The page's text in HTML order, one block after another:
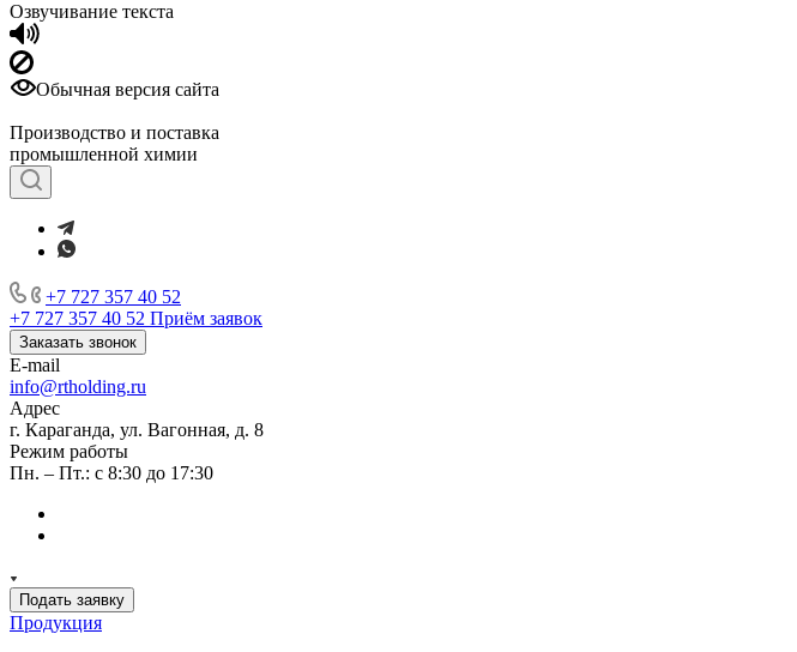
Озвучивание текста
Обычная версия сайта
Производство и поставка
промышленной химии
+7 727 357 40 52
+7 727 357 40 52 Приём заявок
Заказать звонок
E-mail
info@rtholding.ru
Адрес
г. Караганда, ул. Вагонная, д. 8
Режим работы
Пн. – Пт.: с 8:30 до 17:30
Подать заявку
Продукция